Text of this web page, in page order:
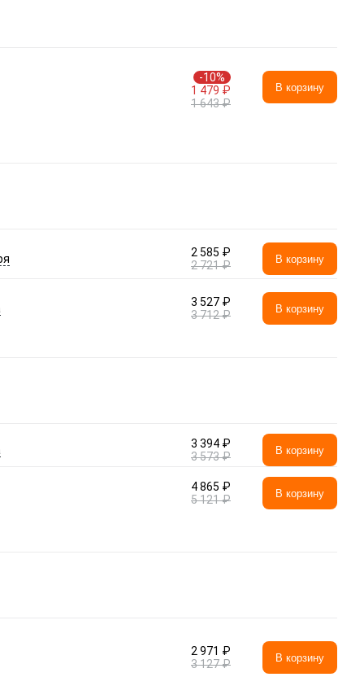
-10%
1 479 ₽
1 643 ₽
В корзину
2 585 ₽
2 721 ₽
В корзину
3 527 ₽
3 712 ₽
В корзину
3 394 ₽
3 573 ₽
В корзину
4 865 ₽
5 121 ₽
В корзину
2 971 ₽
3 127 ₽
В корзину